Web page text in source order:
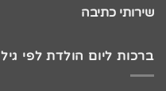
שירותי כתיבה
ברכות ליום הולדת לפי גיל